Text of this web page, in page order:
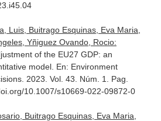
Luis, Buitrago Esquinas, Eva Maria,
Yñiguez Ovando, Rocio:
of the EU27 GDP: an
model. En: Environment
. 2023. Vol. 43. Núm. 1. Pag.
10.1007/s10669-022-09872-0
Buitrago Esquinas, Eva Maria,